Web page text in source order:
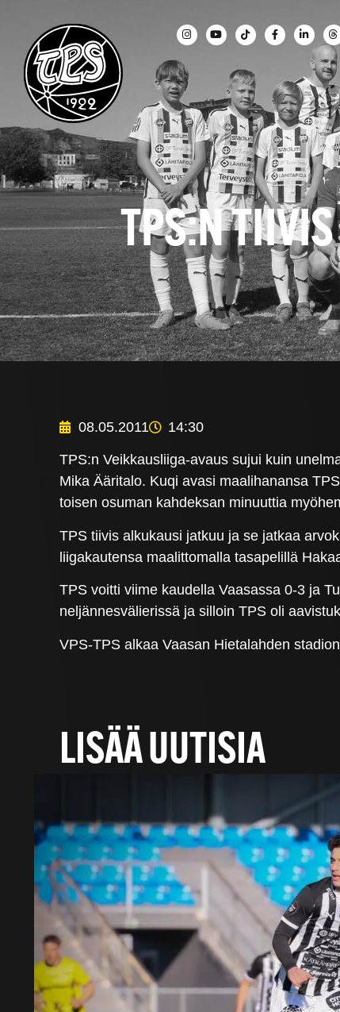
TPS:N
08.05.2011 14:30
TPS:n Veikkausliiga-avaus sujui kuin
Mika Ääritalo. Kuqi avasi maalihanansa
toisen osuman kahdeksan minuuttia
TPS tiivis alkukausi jatkuu ja se jatkaa
liigakautensa maalittomalla tasapelillä
TPS voitti viime kaudella Vaasassa 0-3 ja
neljännesvälierissä ja silloin TPS oli
VPS-TPS alkaa Vaasan Hietalahden
LISÄÄ UUTISIA